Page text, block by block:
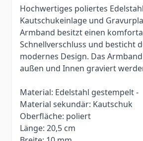
Hochwertiges poliertes
Kautschukeinlage und
Armband besitzt einen
Schnellverschluss und besticht
modernes Design. Das
außen und Innen graviert
Material: Edelstahl gestempelt -
Material sekundär: Kautschuk
Oberfläche: poliert
Länge: 20,5 cm